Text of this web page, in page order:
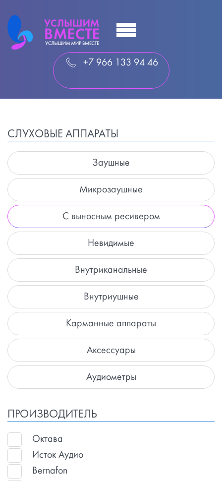
+7 966 133 94 46
СЛУХОВЫЕ АППАРАТЫ
Заушные
Микрозаушные
С выносным ресивером
Невидимые
Внутриканальные
Внутриушные
Карманные аппараты
Аксессуары
Аудиометры
ПРОИЗВОДИТЕЛЬ
Октава
Исток Аудио
Bernafon